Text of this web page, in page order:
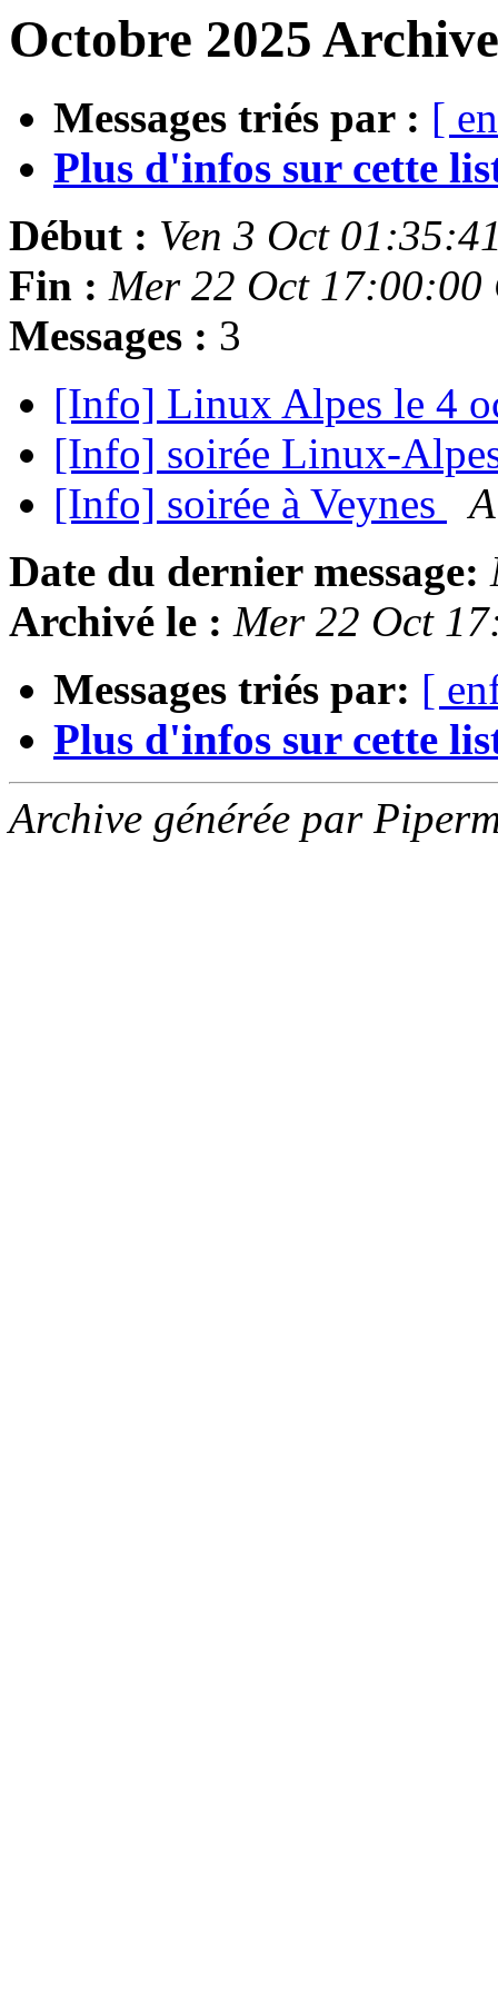
Octobre 2025
Messages triés par : [
Plus d'infos sur cette
Début : Ven 3 Oct
Fin : Mer 22 Oct 17:00:00
Messages : 3
[Info] Linux Alpes le 4
[Info] soirée Linux-
[Info] soirée à Veynes
Date du dernier message:
Archivé le : Mer 22 Oct
Messages triés par: [
Plus d'infos sur cette
Archive générée par